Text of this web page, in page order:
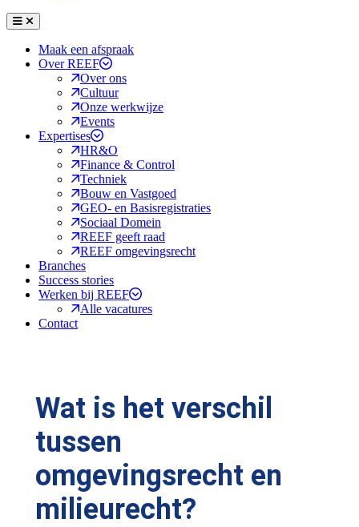
Menu
Sluiten
Maak een afspraak
Over REEF
Over ons
Cultuur
Onze werkwijze
Events
Expertises
HR&O
Finance & Control
Techniek
Bouw en Vastgoed
GEO- en Basisregistraties
Sociaal Domein
REEF geeft raad
REEF omgevingsrecht
Branches
Success stories
Werken bij REEF
Alle vacatures
Contact
Wat is het verschil
tussen
omgevingsrecht en
milieurecht?